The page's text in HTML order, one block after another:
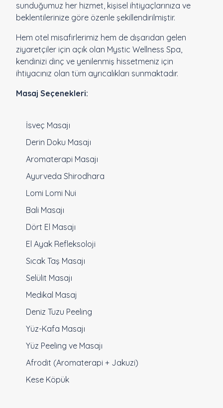
sunduğumuz her hizmet, kişisel ihtiyaçlarınıza ve
beklentilerinize göre özenle şekillendirilmiştir.
Hem otel misafirlerimiz hem de dışarıdan gelen
ziyaretçiler için açık olan Mystic Wellness Spa,
kendinizi dinç ve yenilenmiş hissetmeniz için
ihtiyacınız olan tüm ayrıcalıkları sunmaktadır.
Masaj Seçenekleri:
İsveç Masajı
Derin Doku Masajı
Aromaterapi Masajı
Ayurveda Shirodhara
Lomi Lomi Nui
Bali Masajı
Dört El Masajı
El Ayak Refleksoloji
Sıcak Taş Masajı
Selülit Masajı
Medikal Masaj
Deniz Tuzu Peeling
Yüz-Kafa Masajı
Yüz Peeling ve Masajı
Afrodit (Aromaterapi + Jakuzi)
Kese Köpük